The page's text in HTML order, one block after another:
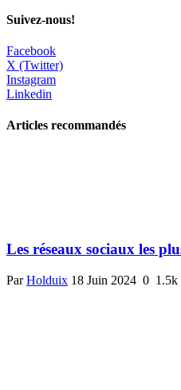
Suivez-nous!
Facebook
X (Twitter)
Instagram
Linkedin
Articles recommandés
Les réseaux sociaux les
ParHolduix 18 Juin 2024 0 1.5k